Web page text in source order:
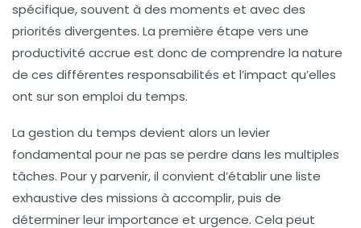
spécifique, souvent à des moments et avec des
priorités divergentes. La première étape vers une
productivité accrue est donc de comprendre la nature
de ces différentes responsabilités et l’impact qu’elles
ont sur son emploi du temps.
La gestion du temps devient alors un levier
fondamental pour ne pas se perdre dans les multiples
tâches. Pour y parvenir, il convient d’établir une liste
exhaustive des missions à accomplir, puis de
déterminer leur importance et urgence. Cela peut